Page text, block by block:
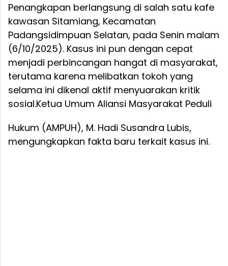
Penangkapan berlangsung di salah satu kafe
kawasan Sitamiang, Kecamatan
Padangsidimpuan Selatan, pada Senin malam
(6/10/2025). Kasus ini pun dengan cepat
menjadi perbincangan hangat di masyarakat,
terutama karena melibatkan tokoh yang
selama ini dikenal aktif menyuarakan kritik
sosial.Ketua Umum Aliansi Masyarakat Peduli
Hukum (AMPUH), M. Hadi Susandra Lubis,
mengungkapkan fakta baru terkait kasus ini.